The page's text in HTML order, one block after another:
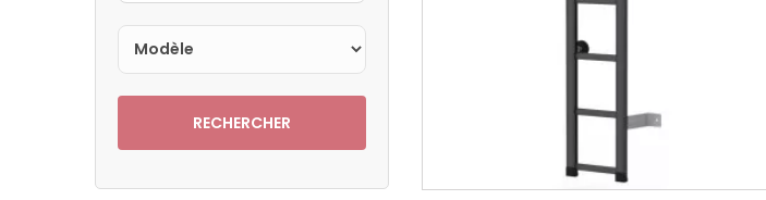
RECHERCHER